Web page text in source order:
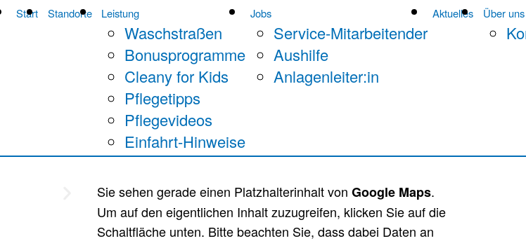
Start Standorte Leistung
Waschstraßen
Bonusprogramme
Cleany for Kids
Pflegetipps
Pflegevideos
Einfahrt-Hinweise
Jobs
Service-Mitarbeitender
Aushilfe
Anlagenleiter:in
Aktuelles Über uns
Sie sehen gerade einen Platzhalterinhalt von Google Maps.
Um auf den eigentlichen Inhalt zuzugreifen, klicken Sie auf die
Schaltfläche unten. Bitte beachten Sie, dass dabei Daten an